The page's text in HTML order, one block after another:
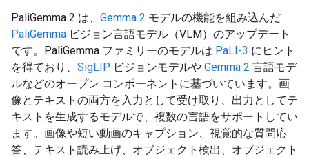
PaliGemma 2 は、 Gemma 2 モデルの機能を組み込んだ
PaliGemma ビジョン言語モデル（VLM）のアップデート
です。PaliGemma ファミリーのモデルは PaLI-3 にヒント
を得ており、 SigLIP ビジョンモデルや Gemma 2 言語モデ
ルなどのオープン コンポーネントに基づいています。画
像とテキストの両方を入力として受け取り、出力としてテ
キストを生成するモデルで、複数の言語をサポートしてい
ます。画像や短い動画のキャプション、視覚的な質問応
答、テキスト読み上げ、オブジェクト検出、オブジェクト